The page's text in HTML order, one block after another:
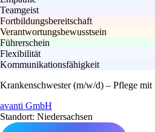
Teamgeist
Fortbildungsbereitschaft
Verantwortungsbewusstsein
Führerschein
Flexibilität
Kommunikationsfähigkeit
Krankenschwester (m/w/d) – Pflege mit
avanti GmbH
Standort: Niedersachsen